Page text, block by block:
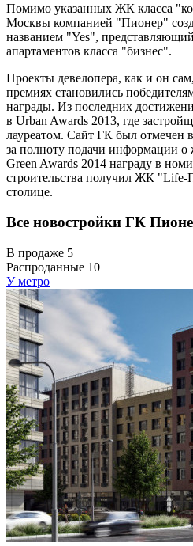
Помимо указанных ЖК класса
Москвы компанией "Пионер"
названием "Yes",
апартаментов класса "бизнес".
Проекты девелопера, как и он
премиях становились
награды. Из последних
в Urban Awards 2013, где
лауреатом. Сайт ГК был отмечен
за полноту подачи информации
Green Awards 2014 награду в
строительства получил ЖК
столице.
Все новостройки ГК
В продаже 5
Распроданные 10
У метро